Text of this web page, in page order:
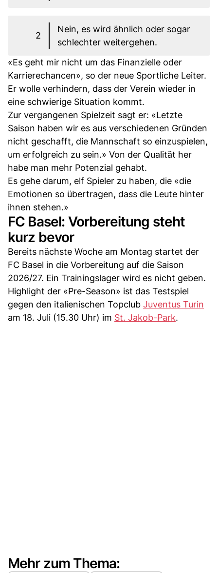
2
Nein, es wird ähnlich oder sogar
schlechter weitergehen.
«Es geht mir nicht um das Finanzielle oder
Karrierechancen», so der neue Sportliche Leiter.
Er wolle verhindern, dass der Verein wieder in
eine schwierige Situation kommt.
Zur vergangenen Spielzeit sagt er: «Letzte
Saison haben wir es aus verschiedenen Gründen
nicht geschafft, die Mannschaft so einzuspielen,
um erfolgreich zu sein.» Von der Qualität her
habe man mehr Potenzial gehabt.
Es gehe darum, elf Spieler zu haben, die «die
Emotionen so übertragen, dass die Leute hinter
ihnen stehen.»
FC Basel: Vorbereitung steht
kurz bevor
Bereits nächste Woche am Montag startet der
FC Basel in die Vorbereitung auf die Saison
2026/27. Ein Trainingslager wird es nicht geben.
Highlight der «Pre-Season» ist das Testspiel
gegen den italienischen Topclub Juventus Turin
am 18. Juli (15.30 Uhr) im St. Jakob-Park.
Mehr zum Thema: